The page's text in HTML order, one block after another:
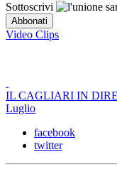
Sottoscrivi
Video Clips
IL CAGLIARI IN
Luglio
facebook
twitter